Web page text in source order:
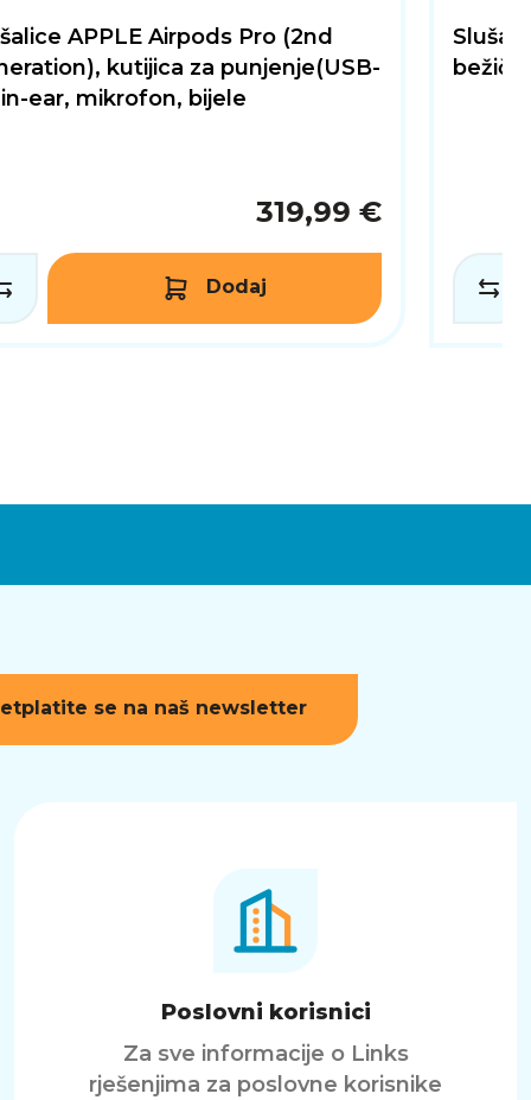
APPLE Airpods Pro (2nd
kutijica za punjenje(USB-
in-ear, mikrofon, bijele
319,99 €
Dodaj
se na naš newsletter
Poslovni korisnici
Za sve informacije o Links
rješenjima za poslovne korisnike